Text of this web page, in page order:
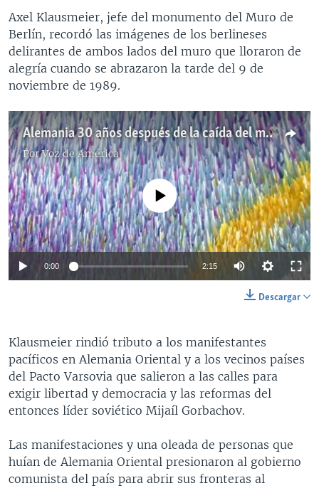
Axel Klausmeier, jefe del monumento del Muro de
Berlín, recordó las imágenes de los berlineses
delirantes de ambos lados del muro que lloraron de
alegría cuando se abrazaron la tarde del 9 de
noviembre de 1989.
Alemania 30 años después de la caída del muro de Berlín
PorVoz de América
No media source currently available
0:00 2:15
Descargar
Klausmeier rindió tributo a los manifestantes
pacíficos en Alemania Oriental y a los vecinos países
del Pacto Varsovia que salieron a las calles para
exigir libertad y democracia y las reformas del
entonces líder soviético Mijaíl Gorbachov.
Las manifestaciones y una oleada de personas que
huían de Alemania Oriental presionaron al gobierno
comunista del país para abrir sus fronteras al